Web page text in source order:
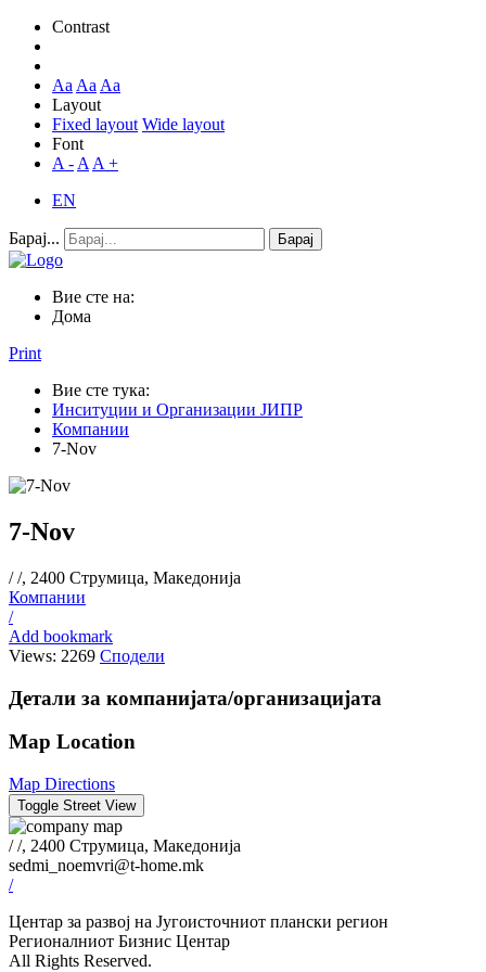
Contrast
Aa Aa Aa
Layout
Fixed layout Wide layout
Font
A - A A +
EN
Барај... Барај
Вие сте на:
Дома
Print
Вие сте тука:
Инситуции и Организации ЈИПР
Компании
7-Nov
7-Nov
/ /, 2400 Струмица, Македонија
Компании
/
Add bookmark
Views: 2269 Сподели
Детали за компанијата/организацијата
Map Location
Map Directions
/ /, 2400 Струмица, Македонија
sedmi_noemvri@t-home.mk
/
Центар за развој на Југоисточниот плански регион
Регионалниот Бизнис Центар
All Rights Reserved.